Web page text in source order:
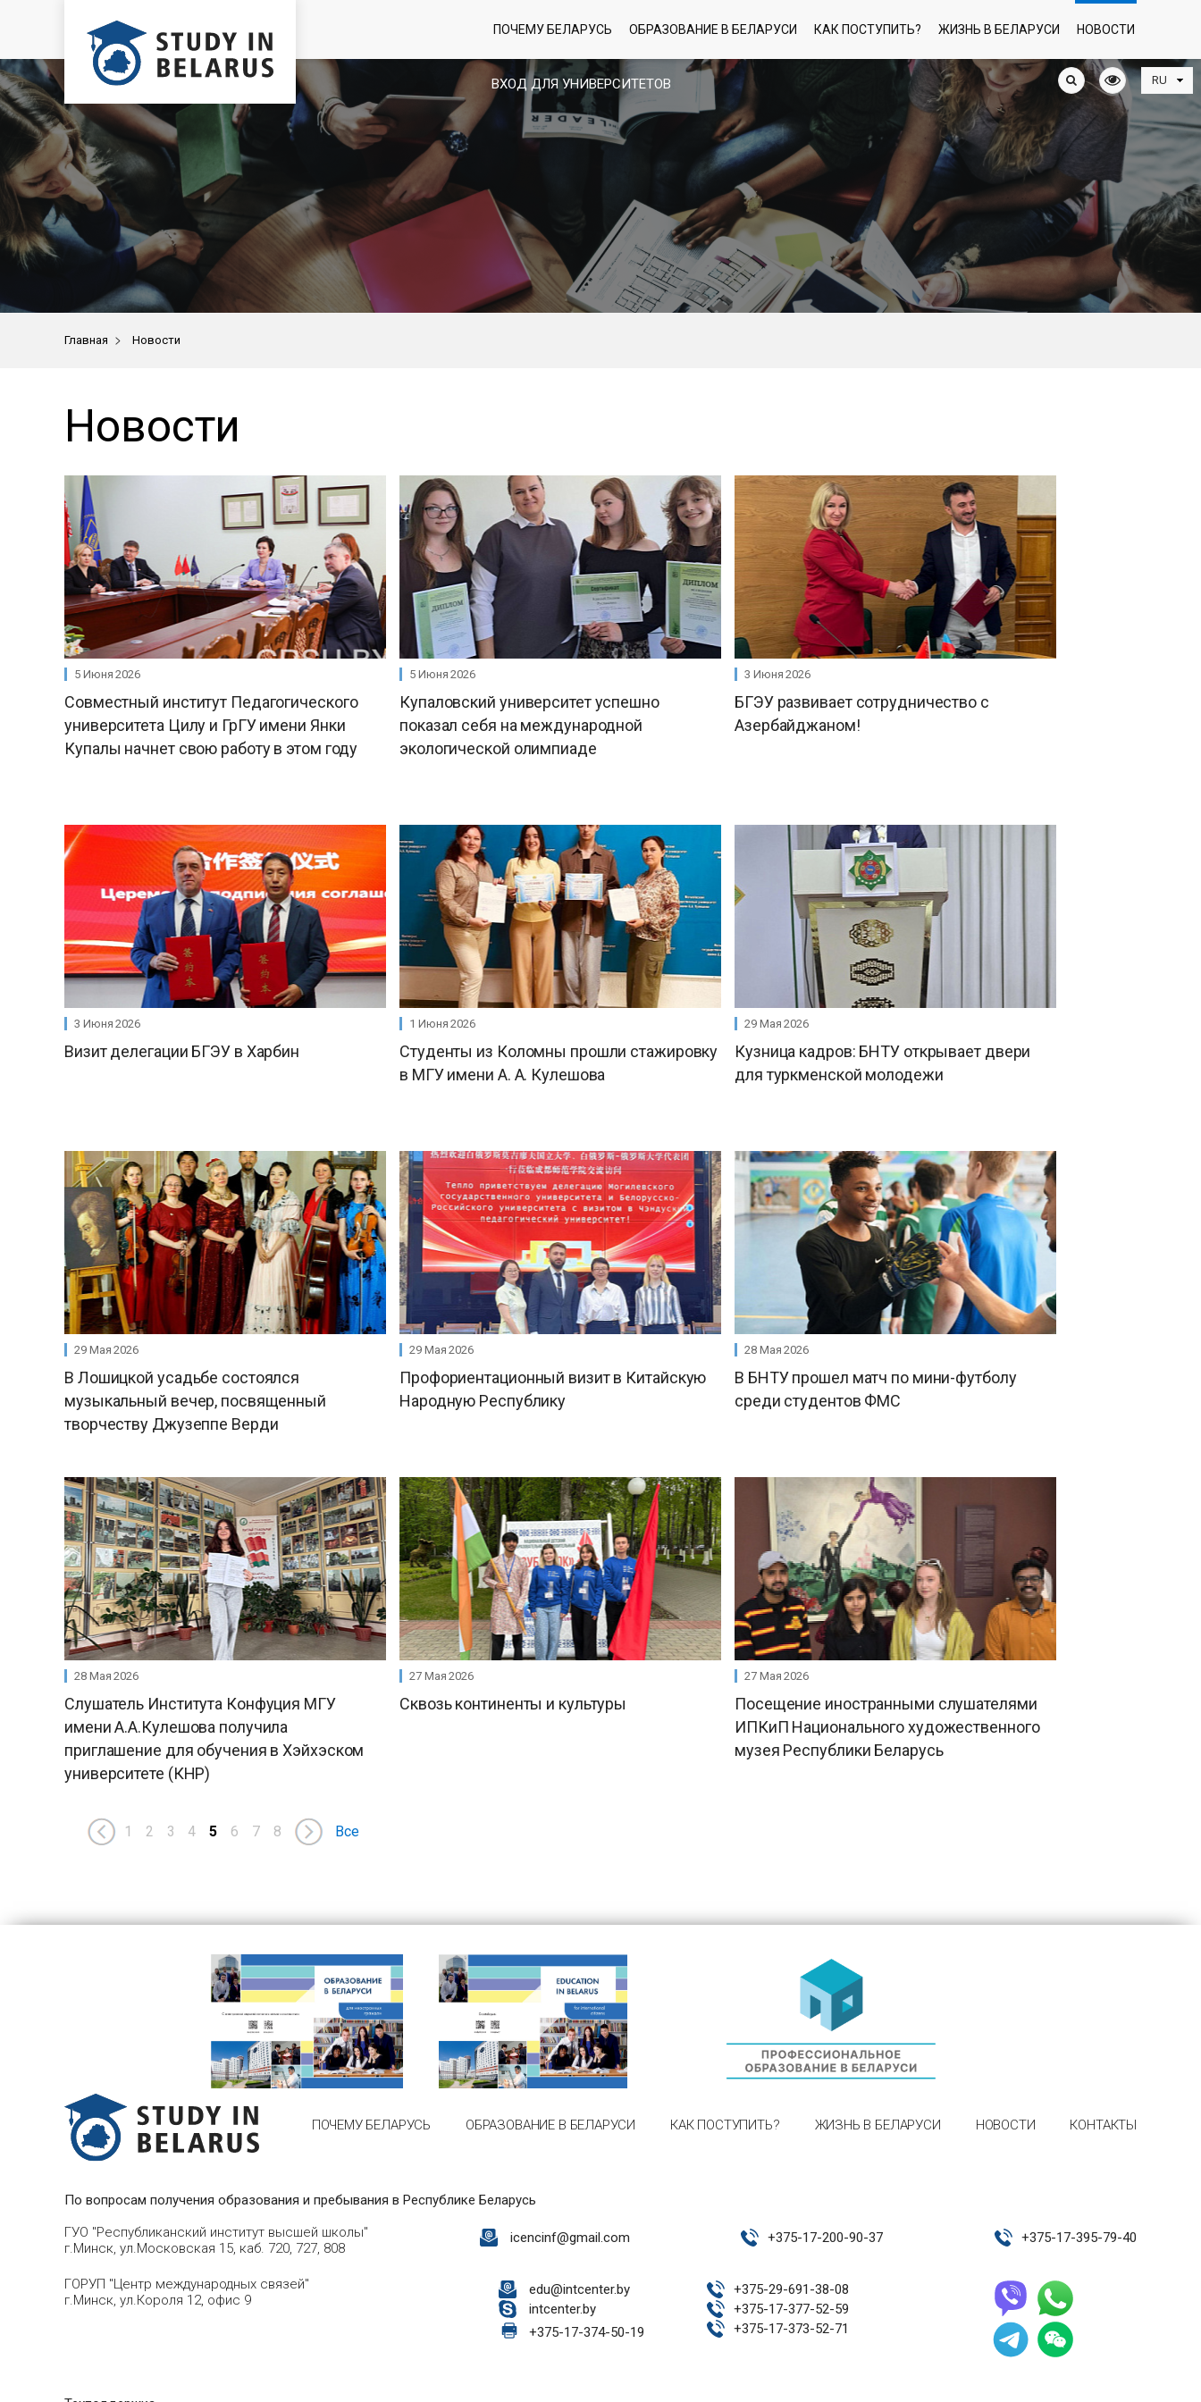
ВХОД ДЛЯ УНИВЕРСИТЕТОВ
ПОЧЕМУ БЕЛАРУСЬ ОБРАЗОВАНИЕ В БЕЛАРУСИ КАК ПОСТУПИТЬ? ЖИЗНЬ В БЕЛАРУСИ НОВОСТИ
Главная > Новости
Новости
5 Июня 2026
Совместный институт Педагогического
университета Цилу и ГрГУ имени Янки
Купалы начнет свою работу в этом году
5 Июня 2026
Купаловский университет успешно
показал себя на международной
экологической олимпиаде
3 Июня 2026
БГЭУ развивает сотрудничество с
Азербайджаном!
3 Июня 2026
Визит делегации БГЭУ в Харбин
1 Июня 2026
Студенты из Коломны прошли стажировку
в МГУ имени А. А. Кулешова
29 Мая 2026
Кузница кадров: БНТУ открывает двери
для туркменской молодежи
29 Мая 2026
В Лошицкой усадьбе состоялся
музыкальный вечер, посвященный
творчеству Джузеппе Верди
29 Мая 2026
Профориентационный визит в Китайскую
Народную Республику
28 Мая 2026
В БНТУ прошел матч по мини-футболу
среди студентов ФМС
28 Мая 2026
Слушатель Института Конфуция МГУ
имени А.А.Кулешова получила
приглашение для обучения в Хэйхэском
университете (КНР)
27 Мая 2026
Сквозь континенты и культуры
27 Мая 2026
Посещение иностранными слушателями
ИПКиП Национального художественного
музея Республики Беларусь
1 2 3 4 5 6 7 8 Все
ПОЧЕМУ БЕЛАРУСЬ ОБРАЗОВАНИЕ В БЕЛАРУСИ КАК ПОСТУПИТЬ? ЖИЗНЬ В БЕЛАРУСИ НОВОСТИ КОНТАКТЫ
По вопросам получения образования и пребывания в Республике Беларусь
ГУО "Республиканский институт высшей школы"
г.Минск, ул.Московская 15, каб. 720, 727, 808
icencinf@gmail.com +375-17-200-90-37 +375-17-395-79-40
ГОРУП "Центр международных связей"
г.Минск, ул.Короля 12, офис 9
edu@intcenter.by
intcenter.by
+375-17-374-50-19
+375-29-691-38-08
+375-17-377-52-59
+375-17-373-52-71